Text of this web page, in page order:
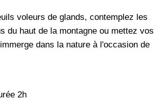
voleurs de glands, contemplez les
du haut de la montagne ou mettez vos
dans la nature à l'occasion de
2h